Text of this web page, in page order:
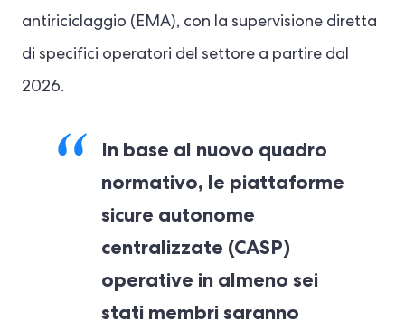
antiriciclaggio (EMA), con la supervisione diretta
di specifici operatori del settore a partire dal
2026.
In base al nuovo quadro
normativo, le piattaforme
sicure autonome
centralizzate (CASP)
operative in almeno sei
stati membri saranno